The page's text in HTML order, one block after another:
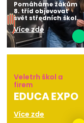
Pomáháme žákům
8. tříd objevovat
svět středních škol.
Více zde
Veletrh škol a
firem
EDUCA EXPO
Více zde